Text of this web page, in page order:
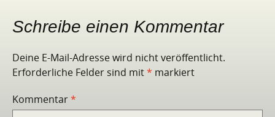
Schreibe einen Kommentar
Deine E-Mail-Adresse wird nicht veröffentlicht.
Erforderliche Felder sind mit* markiert
Kommentar*